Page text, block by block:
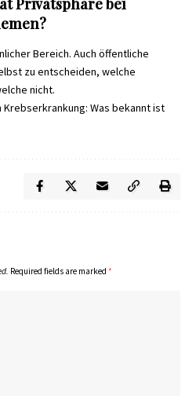
Privatsphäre bei
Bereich. Auch öffentliche
zu entscheiden, welche
nicht.
Krebserkrankung: Was bekannt ist
Required fields are marked *